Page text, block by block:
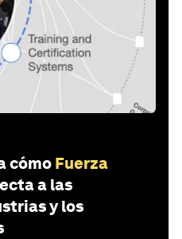
cómo Fuerza
a las
y los